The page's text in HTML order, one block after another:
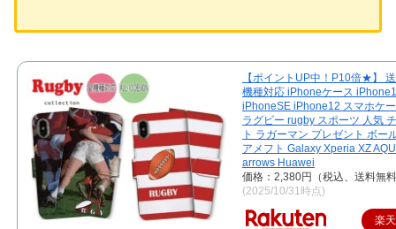
【ポイントUP中！P10倍★】
機種対応 iPhoneケース
iPhoneSE iPhone12 スマホケ
ラグビー rugby スポーツ 人気
ト ラガーマン プレゼント ボー
アメフト Galaxy Xperia XZ
arrows Huawei
価格：2,380円（税込、送料無
(2025/10/31時点)
楽